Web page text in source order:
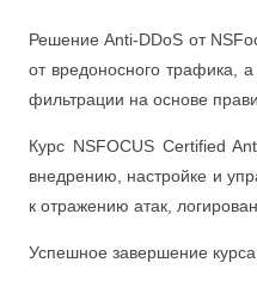
Решение Anti-DDoS от
от вредоносного трафика,
фильтрации на основе
Курс NSFOCUS Certified
внедрению, настройке и
к отражению атак,
Успешное завершение